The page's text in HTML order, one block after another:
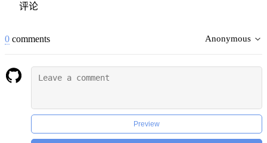
评论
0 comments Anonymous
Preview